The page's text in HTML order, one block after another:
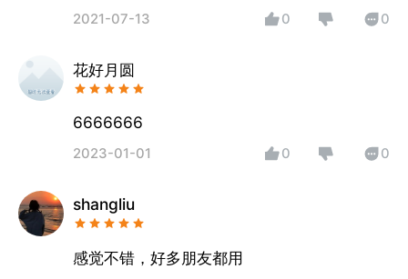
2021-07-13 0 0
花好月圆
6666666
2023-01-01 0 0
shangliu
感觉不错，好多朋友都用